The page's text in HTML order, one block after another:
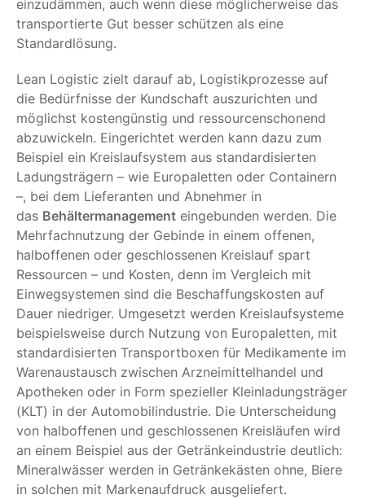
einzudämmen, auch wenn diese möglicherweise das
transportierte Gut besser schützen als eine
Standardlösung.
Lean Logistic zielt darauf ab, Logistikprozesse auf
die Bedürfnisse der Kundschaft auszurichten und
möglichst kostengünstig und ressourcenschonend
abzuwickeln. Eingerichtet werden kann dazu zum
Beispiel ein Kreislaufsystem aus standardisierten
Ladungsträgern – wie Europaletten oder Containern
–, bei dem Lieferanten und Abnehmer in
das Behältermanagement eingebunden werden. Die
Mehrfachnutzung der Gebinde in einem offenen,
halboffenen oder geschlossenen Kreislauf spart
Ressourcen – und Kosten, denn im Vergleich mit
Einwegsystemen sind die Beschaffungskosten auf
Dauer niedriger. Umgesetzt werden Kreislaufsysteme
beispielsweise durch Nutzung von Europaletten, mit
standardisierten Transportboxen für Medikamente im
Warenaustausch zwischen Arzneimittelhandel und
Apotheken oder in Form spezieller Kleinladungsträger
(KLT) in der Automobilindustrie. Die Unterscheidung
von halboffenen und geschlossenen Kreisläufen wird
an einem Beispiel aus der Getränkeindustrie deutlich:
Mineralwässer werden in Getränkekästen ohne, Biere
in solchen mit Markenaufdruck ausgeliefert.